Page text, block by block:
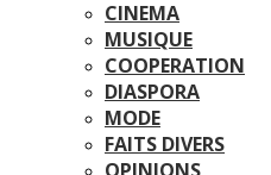
CINEMA
MUSIQUE
COOPERATION
DIASPORA
MODE
FAITS DIVERS